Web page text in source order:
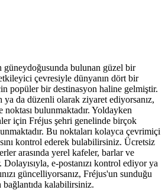
güneydoğusunda bulunan güzel bir
çevresiyle dünyanın dört bir
popüler bir destinasyon haline gelmiştir.
da düzenli olarak ziyaret ediyorsanız,
bulunmaktadır. Yoldayken
için Fréjus şehri genelinde birçok
Bu noktaları kolayca çevrimiçi
kontrol ederek bulabilirsiniz. Ücretsiz
arasında yerel kafeler, barlar ve
e-postanızı kontrol ediyor ya
güncelliyorsanız, Fréjus'un sunduğu
bağlantıda kalabilirsiniz.